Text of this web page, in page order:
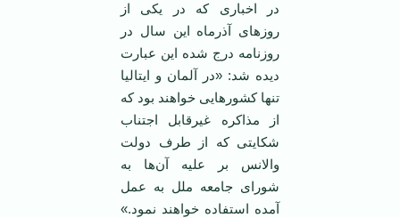
در اخباری که در یکی از
روزهای آذرماه این سال در
روزنامه درج شده این عبارت
دیده شد: «در آلمان و ایتالیا
تنها کشورهایی خواهند بود که
از مذاکره غیرقابل اجتناب
شکایتی که از طرف دولت
والانس بر علیه آن‌ها به
شورای جامعه ملل به عمل
آمده استفاده خواهند نمود.»